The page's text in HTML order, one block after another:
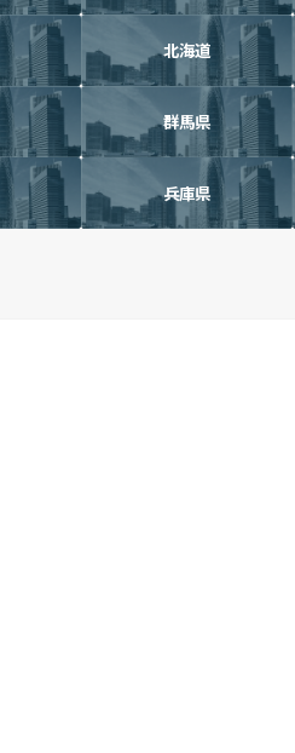
北海道
群馬県
兵庫県